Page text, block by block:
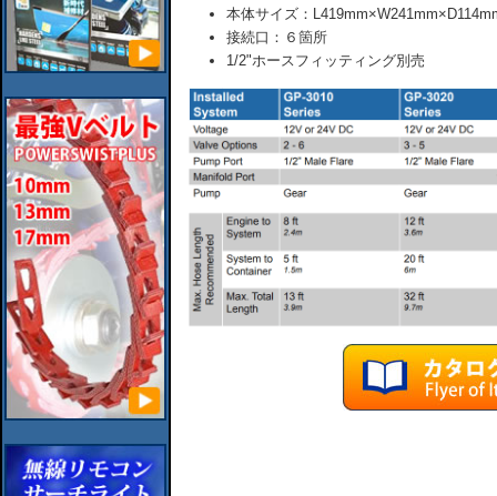
本体サイズ：
接続口：６箇所
1/2"ホースフィッティング別売